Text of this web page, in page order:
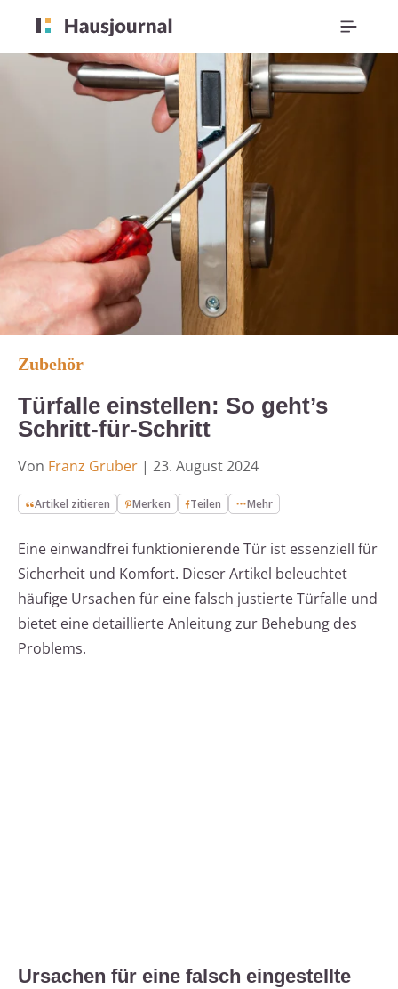
Zubehör
Türfalle einstellen: So geht’s
Schritt-für-Schritt
Von Franz Gruber | 23. August 2024
Artikel zitieren Merken Teilen Mehr
Eine einwandfrei funktionierende Tür ist essenziell für
Sicherheit und Komfort. Dieser Artikel beleuchtet
häufige Ursachen für eine falsch justierte Türfalle und
bietet eine detaillierte Anleitung zur Behebung des
Problems.
Ursachen für eine falsch eingestellte